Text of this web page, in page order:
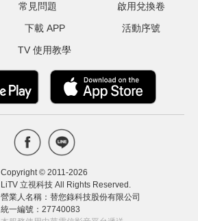
常見問題
下載 APP
TV 使用教學
啟用兌換卷
活動序號
Copyright © 2011-2026
LiTV 立視科技 All Rights Reserved.
營業人名稱：替您錄科技股份有限公司
統一編號：27740083